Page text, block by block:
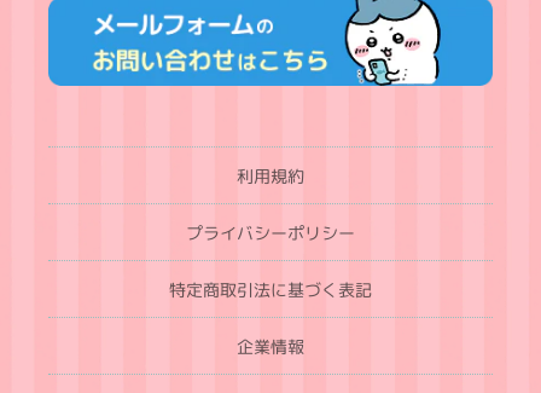
利用規約
プライバシーポリシー
特定商取引法に基づく表記
企業情報